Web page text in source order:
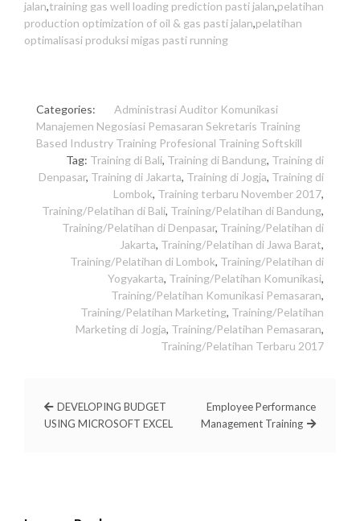
jalan,training gas well loading prediction pasti jalan,pelatihan
production optimization of oil & gas pasti jalan,pelatihan
optimalisasi produksi migas pasti running
Categories: AdministrasiAuditor Komunikasi
Manajemen Negosiasi Pemasaran Sekretaris Training
Based Industry Training Profesional Training Softskill
Tag: Training di Bali, Training di Bandung, Training di
Denpasar, Training di Jakarta, Training di Jogja, Training di
Lombok, Training terbaru November 2017,
Training/Pelatihan di Bali, Training/Pelatihan di Bandung,
Training/Pelatihan di Denpasar, Training/Pelatihan di
Jakarta, Training/Pelatihan di Jawa Barat,
Training/Pelatihan di Lombok, Training/Pelatihan di
Yogyakarta, Training/Pelatihan Komunikasi,
Training/Pelatihan Komunikasi Pemasaran,
Training/Pelatihan Marketing, Training/Pelatihan
Marketing di Jogja, Training/Pelatihan Pemasaran,
Training/Pelatihan Terbaru 2017
DEVELOPING BUDGET
USING MICROSOFT EXCEL
Employee Performance
Management Training